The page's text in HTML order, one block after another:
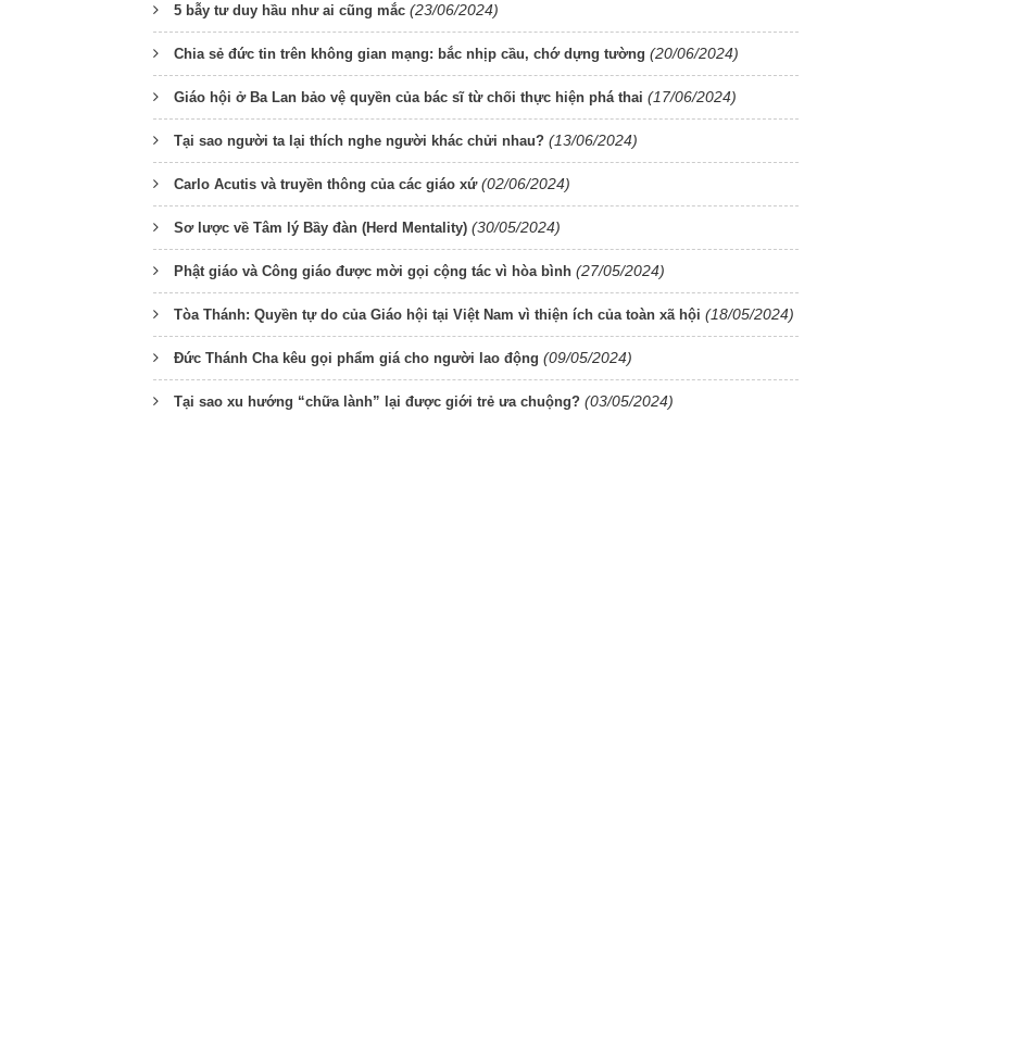
5 bẫy tư duy hầu như ai cũng mắc (23/06/2024)
Chia sẻ đức tin trên không gian mạng: bắc nhịp cầu, chớ dựng tường (20/06/2024)
Giáo hội ở Ba Lan bảo vệ quyền của bác sĩ từ chối thực hiện phá thai (17/06/2024)
Tại sao người ta lại thích nghe người khác chửi nhau? (13/06/2024)
Carlo Acutis và truyền thông của các giáo xứ (02/06/2024)
Sơ lược về Tâm lý Bầy đàn (Herd Mentality) (30/05/2024)
Phật giáo và Công giáo được mời gọi cộng tác vì hòa bình (27/05/2024)
Tòa Thánh: Quyền tự do của Giáo hội tại Việt Nam vì thiện ích của toàn xã hội (18/05/2024)
Đức Thánh Cha kêu gọi phẩm giá cho người lao động (09/05/2024)
Tại sao xu hướng “chữa lành” lại được giới trẻ ưa chuộng? (03/05/2024)